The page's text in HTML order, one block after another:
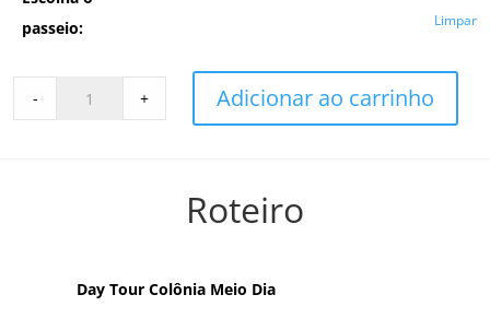
passeio:
Limpar
- + Adicionar ao carrinho
Roteiro
Day Tour Colônia Meio Dia